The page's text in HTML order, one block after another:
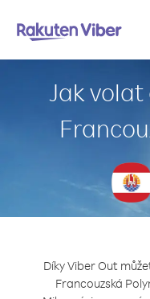
Jak volat
Díky Viber Out
Francouzská